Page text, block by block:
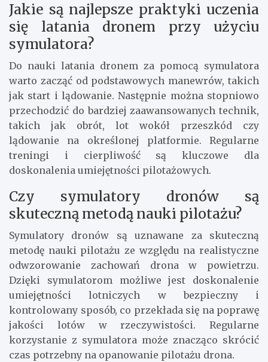
Jakie są najlepsze praktyki uczenia
się latania dronem przy użyciu
symulatora?
Do nauki latania dronem za pomocą symulatora
warto zacząć od podstawowych manewrów, takich
jak start i lądowanie. Następnie można stopniowo
przechodzić do bardziej zaawansowanych technik,
takich jak obrót, lot wokół przeszkód czy
lądowanie na określonej platformie. Regularne
treningi i cierpliwość są kluczowe dla
doskonalenia umiejętności pilotażowych.
Czy symulatory dronów są
skuteczną metodą nauki pilotażu?
Symulatory dronów są uznawane za skuteczną
metodę nauki pilotażu ze względu na realistyczne
odwzorowanie zachowań drona w powietrzu.
Dzięki symulatorom możliwe jest doskonalenie
umiejętności lotniczych w bezpieczny i
kontrolowany sposób, co przekłada się na poprawę
jakości lotów w rzeczywistości. Regularne
korzystanie z symulatora może znacząco skrócić
czas potrzebny na opanowanie pilotażu drona.